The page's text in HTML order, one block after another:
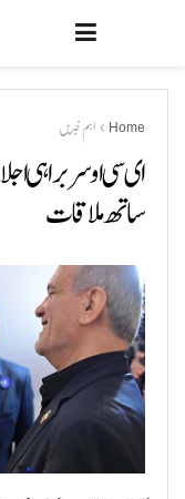
Home اہم خبریں
ای سی او سربراہی
ساتھ ملاقات